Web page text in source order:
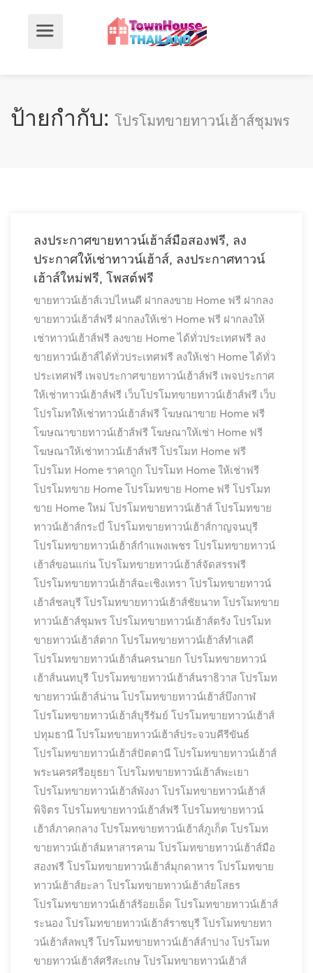
ป้ายกำกับ: โปรโมทขายทาวน์เฮ้าส์ชุมพร
ลงประกาศขายทาวน์เฮ้าส์มือสองฟรี, ลง
ประกาศให้เช่าทาวน์เฮ้าส์, ลงประกาศทาวน์
เฮ้าส์ใหม่ฟรี, โพสต์ฟรี
ขายทาวน์เฮ้าส์เวปไหนดี ฝากลงขาย Home ฟรี ฝากลง
ขายทาวน์เฮ้าส์ฟรี ฝากลงให้เช่า Home ฟรี ฝากลงให้
เช่าทาวน์เฮ้าส์ฟรี ลงขาย Home ได้ทั่วประเทศฟรี ลง
ขายทาวน์เฮ้าส์ได้ทั่วประเทศฟรี ลงให้เช่า Home ได้ทั่ว
ประเทศฟรี เพจประกาศขายทาวน์เฮ้าส์ฟรี เพจประกาศ
ให้เช่าทาวน์เฮ้าส์ฟรี เว็บโปรโมทขายทาวน์เฮ้าส์ฟรี เว็บ
โปรโมทให้เช่าทาวน์เฮ้าส์ฟรี โฆษณาขาย Home ฟรี
โฆษณาขายทาวน์เฮ้าส์ฟรี โฆษณาให้เช่า Home ฟรี
โฆษณาให้เช่าทาวน์เฮ้าส์ฟรี โปรโมท Home ฟรี
โปรโมท Home ราคาถูก โปรโมท Home ให้เช่าฟรี
โปรโมทขาย Home โปรโมทขาย Home ฟรี โปรโมท
ขาย Home ใหม่ โปรโมทขายทาวน์เฮ้าส์ โปรโมทขาย
ทาวน์เฮ้าส์กระบี่ โปรโมทขายทาวน์เฮ้าส์กาญจนบุรี
โปรโมทขายทาวน์เฮ้าส์กำแพงเพชร โปรโมทขายทาวน์
เฮ้าส์ขอนแก่น โปรโมทขายทาวน์เฮ้าส์จัดสรรฟรี
โปรโมทขายทาวน์เฮ้าส์ฉะเชิงเทรา โปรโมทขายทาวน์
เฮ้าส์ชลบุรี โปรโมทขายทาวน์เฮ้าส์ชัยนาท โปรโมทขาย
ทาวน์เฮ้าส์ชุมพร โปรโมทขายทาวน์เฮ้าส์ตรัง โปรโมท
ขายทาวน์เฮ้าส์ตาก โปรโมทขายทาวน์เฮ้าส์ทำเลดี
โปรโมทขายทาวน์เฮ้าส์นครนายก โปรโมทขายทาวน์
เฮ้าส์นนทบุรี โปรโมทขายทาวน์เฮ้าส์นราธิวาส โปรโมท
ขายทาวน์เฮ้าส์น่าน โปรโมทขายทาวน์เฮ้าส์บึงกาฬ
โปรโมทขายทาวน์เฮ้าส์บุรีรัมย์ โปรโมทขายทาวน์เฮ้าส์
ปทุมธานี โปรโมทขายทาวน์เฮ้าส์ประจวบคีรีขันธ์
โปรโมทขายทาวน์เฮ้าส์ปัตตานี โปรโมทขายทาวน์เฮ้าส์
พระนครศรีอยุธยา โปรโมทขายทาวน์เฮ้าส์พะเยา
โปรโมทขายทาวน์เฮ้าส์พังงา โปรโมทขายทาวน์เฮ้าส์
พิจิตร โปรโมทขายทาวน์เฮ้าส์ฟรี โปรโมทขายทาวน์
เฮ้าส์ภาคกลาง โปรโมทขายทาวน์เฮ้าส์ภูเก็ต โปรโมท
ขายทาวน์เฮ้าส์มหาสารคาม โปรโมทขายทาวน์เฮ้าส์มือ
สองฟรี โปรโมทขายทาวน์เฮ้าส์มุกดาหาร โปรโมทขาย
ทาวน์เฮ้าส์ยะลา โปรโมทขายทาวน์เฮ้าส์ยโสธร
โปรโมทขายทาวน์เฮ้าส์ร้อยเอ็ด โปรโมทขายทาวน์เฮ้าส์
ระนอง โปรโมทขายทาวน์เฮ้าส์ราชบุรี โปรโมทขายทา
วน์เฮ้าส์ลพบุรี โปรโมทขายทาวน์เฮ้าส์ลำปาง โปรโมท
ขายทาวน์เฮ้าส์ศรีสะเกษ โปรโมทขายทาวน์เฮ้าส์